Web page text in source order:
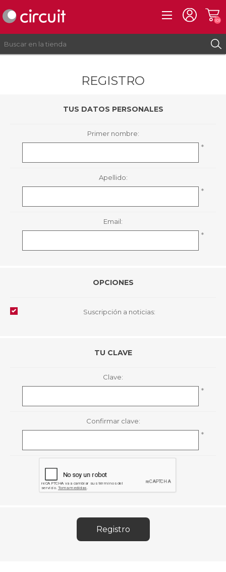
(0)
REGISTRO
TUS DATOS PERSONALES
Primer nombre:
*
Apellido:
*
Email:
*
OPCIONES
Suscripción a noticias:
TU CLAVE
Clave:
*
Confirmar clave:
*